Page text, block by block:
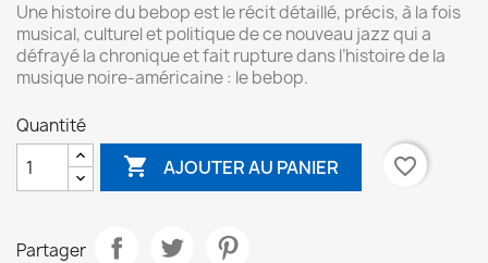
Une histoire du bebop est le récit détaillé, précis, à la fois
musical, culturel et politique de ce nouveau jazz qui a
défrayé la chronique et fait rupture dans l’histoire de la
musique noire-américaine : le bebop.
Quantité
 AJOUTER AU PANIER favorite_border
Partager